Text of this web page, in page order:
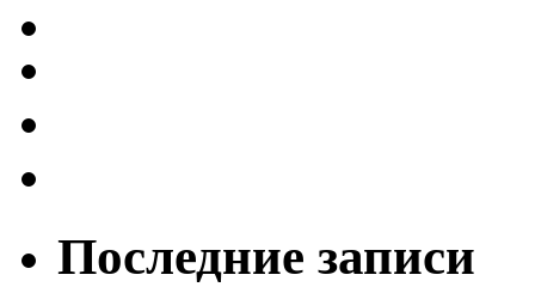
Последние записи